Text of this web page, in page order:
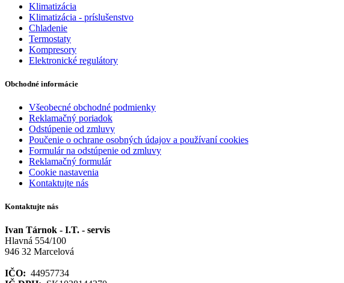
Klimatizácia
Klimatizácia - príslušenstvo
Chladenie
Termostaty
Kompresory
Elektronické regulátory
Obchodné informácie
Všeobecné obchodné podmienky
Reklamačný poriadok
Odstúpenie od zmluvy
Poučenie o ochrane osobných údajov a používaní cookies
Formulár na odstúpenie od zmluvy
Reklamačný formulár
Cookie nastavenia
Kontaktujte nás
Kontaktujte nás
Ivan Tárnok - I.T. - servis
Hlavná 554/100
946 32 Marcelová
IČO: 44957734